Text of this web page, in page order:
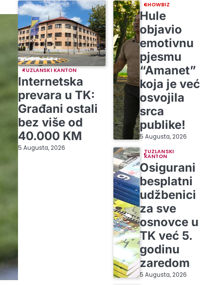
TUZLANSKI KANTON
Internetska
prevara u TK:
Građani ostali
bez više od
40.000 KM
5 Augusta, 2026
SHOWBIZ
Hule
objavio
emotivnu
pjesmu
“Amanet”
koja je već
osvojila
srca
publike!
5 Augusta, 2026
TUZLANSKI
KANTON
Osigurani
besplatni
udžbenici
za sve
osnovce u
TK već 5.
godinu
zaredom
5 Augusta, 2026